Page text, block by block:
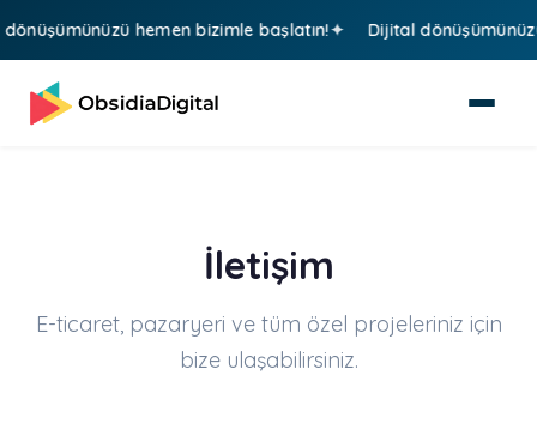
hemen bizimle başlatın! Dijital dönüşümünüzü
İletişim
E-ticaret, pazaryeri ve tüm özel projeleriniz için
bize ulaşabilirsiniz.